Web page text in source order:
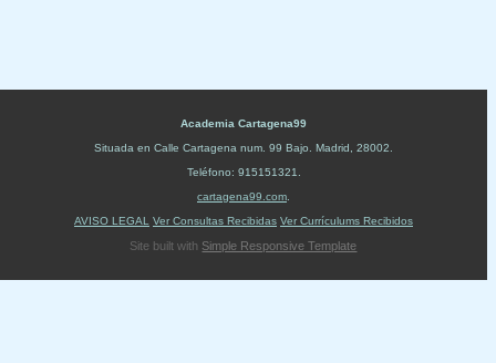
Academia Cartagena99
Situada en Calle Cartagena num. 99 Bajo Madrid 28002
Teléfono: 915151321
cartagena99.com
AVISO LEGAL
Ver Consultas Recibidas Ver Currículums Recibidos
Site built with Simple Responsive Template